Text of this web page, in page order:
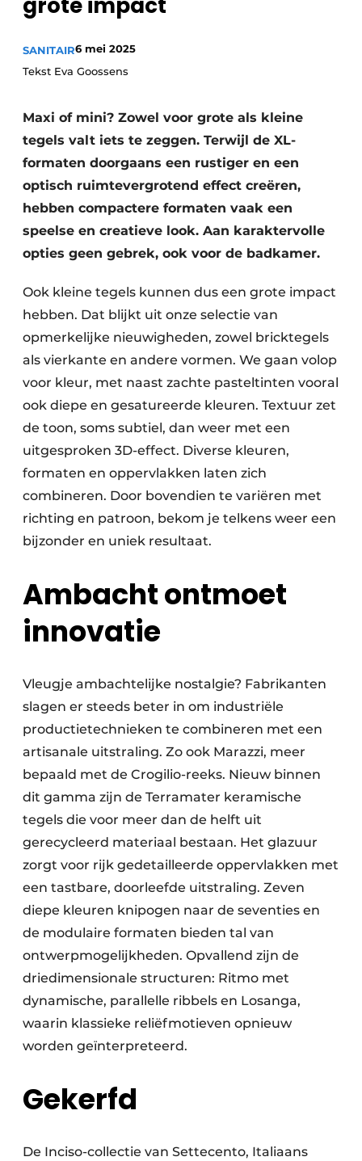
Privacy / Cookie statement
SANITAIR6 mei 2025
Tekst Eva Goossens
Maxi of mini? Zowel voor grote als kleine
tegels valt iets te zeggen. Terwijl de XL-
formaten doorgaans een rustiger en een
optisch ruimtevergrotend effect creëren,
hebben compactere formaten vaak een
speelse en creatieve look. Aan karaktervolle
opties geen gebrek, ook voor de badkamer.
Ook kleine tegels kunnen dus een grote impact
hebben. Dat blijkt uit onze selectie van
opmerkelijke nieuwigheden, zowel bricktegels
als vierkante en andere vormen. We gaan volop
voor kleur, met naast zachte pasteltinten vooral
ook diepe en gesatureerde kleuren. Textuur zet
de toon, soms subtiel, dan weer met een
uitgesproken 3D-effect. Diverse kleuren,
formaten en oppervlakken laten zich
combineren. Door bovendien te variëren met
richting en patroon, bekom je telkens weer een
bijzonder en uniek resultaat.
Ambacht ontmoet
innovatie
Vleugje ambachtelijke nostalgie? Fabrikanten
slagen er steeds beter in om industriële
productietechnieken te combineren met een
artisanale uitstraling. Zo ook Marazzi, meer
bepaald met de Crogilio-reeks. Nieuw binnen
dit gamma zijn de Terramater keramische
tegels die voor meer dan de helft uit
gerecycleerd materiaal bestaan. Het glazuur
zorgt voor rijk gedetailleerde oppervlakken met
een tastbare, doorleefde uitstraling. Zeven
diepe kleuren knipogen naar de seventies en
de modulaire formaten bieden tal van
ontwerpmogelijkheden. Opvallend zijn de
driedimensionale structuren: Ritmo met
dynamische, parallelle ribbels en Losanga,
waarin klassieke reliëfmotieven opnieuw
worden geïnterpreteerd.
Gekerfd
De Inciso-collectie van Settecento, Italiaans